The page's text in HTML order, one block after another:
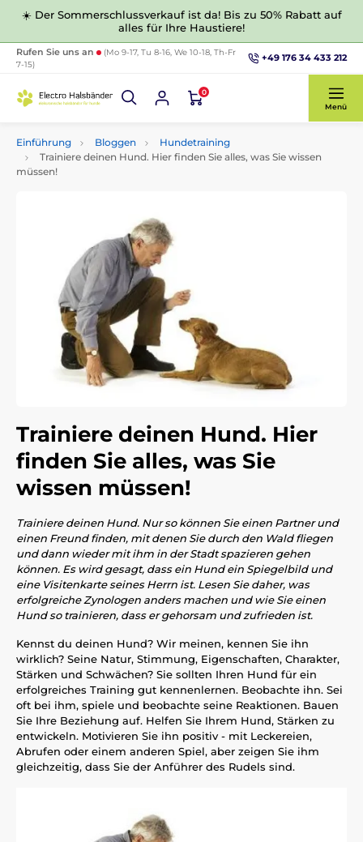
☀️ Der Sommerschlussverkauf ist da! Bis zu 50% Rabatt auf
alles für Ihre Haustiere!
Rufen Sie uns an
(Mo 9-17, Tu 8-16, We 10-18, Th-Fr
7-15)
+49 176 34 433 212
0
Menü
Einführung Bloggen
Hundetraining
Trainiere deinen Hund. Hier finden Sie alles, was Sie wissen
müssen!
Trainiere deinen Hund. Hier
finden Sie alles, was Sie
wissen müssen!
Trainiere deinen Hund. Nur so können Sie einen Partner und
einen Freund finden, mit denen Sie durch den Wald fliegen
und dann wieder mit ihm in der Stadt spazieren gehen
können. Es wird gesagt, dass ein Hund ein Spiegelbild und
eine Visitenkarte seines Herrn ist. Lesen Sie daher, was
erfolgreiche Zynologen anders machen und wie Sie einen
Hund so trainieren, dass er gehorsam und zufrieden ist.
Kennst du deinen Hund? Wir meinen, kennen Sie ihn
wirklich? Seine Natur, Stimmung, Eigenschaften, Charakter,
Stärken und Schwächen? Sie sollten Ihren Hund für ein
erfolgreiches Training gut kennenlernen. Beobachte ihn. Sei
oft bei ihm, spiele und beobachte seine Reaktionen. Bauen
Sie Ihre Beziehung auf. Helfen Sie Ihrem Hund, Stärken zu
entwickeln. Motivieren Sie ihn positiv - mit Leckereien,
Abrufen oder einem anderen Spiel, aber zeigen Sie ihm
gleichzeitig, dass Sie der Anführer des Rudels sind.